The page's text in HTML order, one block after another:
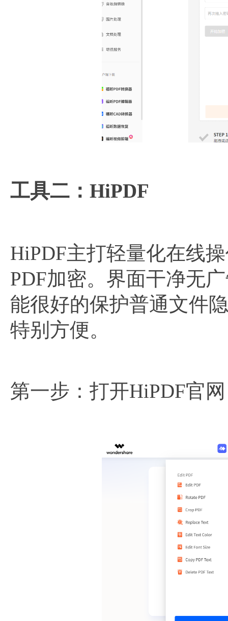
工具二：HiPDF
HiPDF主打轻量化在线
PDF加密。界面干净无
能很好的保护普通文件
特别方便。
第一步：打开HiPDF官